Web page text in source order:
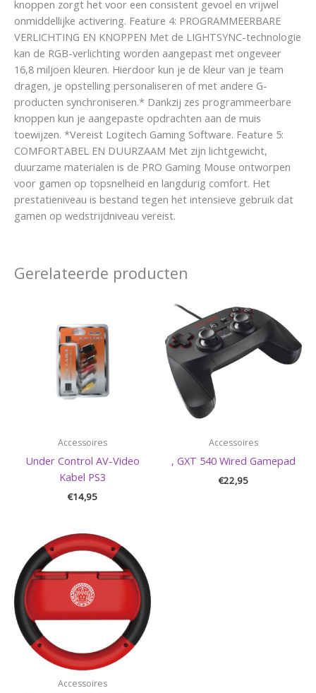
knoppen zorgt het voor een consistent gevoel en vrijwel
onmiddellijke activering. Feature 4: PROGRAMMEERBARE
VERLICHTING EN KNOPPEN Met de LIGHTSYNC-technologie
kan de RGB-verlichting worden aangepast met ongeveer
16,8 miljoen kleuren. Hierdoor kun je de kleur van je team
dragen, je opstelling personaliseren of met andere G-
producten synchroniseren.* Dankzij zes programmeerbare
knoppen kun je aangepaste opdrachten aan de muis
toewijzen. *Vereist Logitech Gaming Software. Feature 5:
COMFORTABEL EN DUURZAAM Met zijn lichtgewicht,
duurzame materialen is de PRO Gaming Mouse ontworpen
voor gamen op topsnelheid en langdurig comfort. Het
prestatieniveau is bestand tegen het intensieve gebruik dat
gamen op wedstrijdniveau vereist.
Gerelateerde producten
Accessoires
Under Control AV-Video
Kabel PS3
€14,95
Accessoires
, GXT 540 Wired Gamepad
€22,95
Accessoires